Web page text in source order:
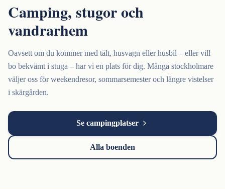
Camping, stugor och
vandrarhem
Oavsett om du kommer med tält, husvagn eller husbil – eller vill
bo bekvämt i stuga – har vi en plats för dig. Många stockholmare
väljer oss för weekendresor, sommarsemester och längre vistelser
i skärgården.
Se campingplatser
Alla boenden